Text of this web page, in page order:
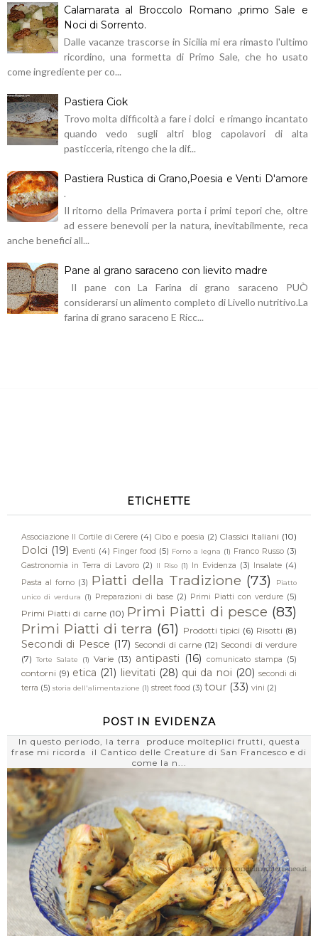
Calamarata al Broccolo Romano ,primo Sale e
Noci di Sorrento.
Dalle vacanze trascorse in Sicilia mi era rimasto l'ultimo
ricordino, una formetta di Primo Sale, che ho usato
come ingrediente per co...
Pastiera Ciok
Trovo molta difficoltà a fare i dolci e rimango incantato
quando vedo sugli altri blog capolavori di alta
pasticceria, ritengo che la dif...
Pastiera Rustica di Grano,Poesia e Venti D'amore
.
Il ritorno della Primavera porta i primi tepori che, oltre
ad essere benevoli per la natura, inevitabilmente, reca
anche benefici all...
Pane al grano saraceno con lievito madre
Il pane con La Farina di grano saraceno PUÒ
considerarsi un alimento completo di Livello nutritivo.La
farina di grano saraceno E Ricc...
ETICHETTE
Associazione Il Cortile di Cerere (4) Cibo e poesia (2) Classici Italiani (10)
Dolci (19) Eventi (4) Finger food (5) Forno a legna (1) Franco Russo (3)
Gastronomia in Terra di Lavoro (2) Il Riso (1) In Evidenza (3) Insalate (4)
Pasta al forno (3) Piatti della Tradizione (73)
Piatto
unico di verdura
(1) Preparazioni di base (2) Primi Piatti con verdure (5)
Primi Piatti di carne (10) Primi Piatti di pesce (83)
Primi Piatti di terra (61) Prodotti tipici (6) Risotti (8)
Secondi di Pesce (17) Secondi di carne (12) Secondi di verdure
(7)
Torte Salate (1) Varie (13) antipasti (16) comunicato stampa (5)
contorni (9) etica (21) lievitati (28) qui da noi (20) secondi di
terra (5) storia dell'alimentazione (1) street food (3) tour (33) vini (2)
POST IN EVIDENZA
In questo periodo, la terra produce molteplici frutti, questa
frase mi ricorda il Cantico delle Creature di San Francesco e di
come la n...